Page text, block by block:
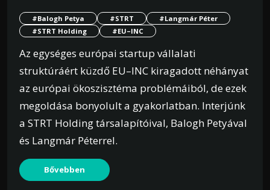
#Balogh Petya #STRT
#Langmár Péter
#STRT Holding
#EU–INC
Az egységes európai startup vállalati
struktúráért küzdő EU–INC kiragadott néhányat
az európai ökoszisztéma problémáiból, de ezek
megoldása bonyolult a gyakorlatban. Interjúnk
a STRT Holding társalapítóival, Balogh Petyával
és Langmár Péterrel.
Bővebben